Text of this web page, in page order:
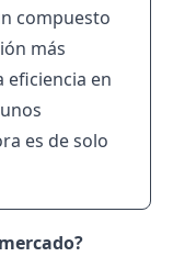
compuesto
más
eficiencia en
es de solo